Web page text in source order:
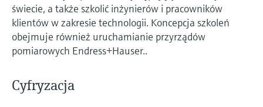
świecie, a także szkolić inżynierów i pracowników
klientów w zakresie technologii. Koncepcja szkoleń
obejmuje również uruchamianie przyrządów
pomiarowych Endress+Hauser..
Cyfryzacja